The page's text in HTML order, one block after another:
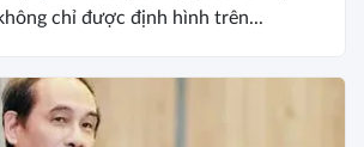
chỉ được định hình trên...